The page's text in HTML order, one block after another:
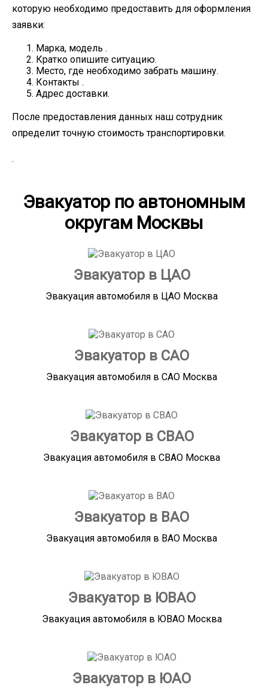
которую необходимо предоставить для оформления
заявки:
Марка, модель .
Кратко опишите ситуацию.
Место, где необходимо забрать машину.
Контакты .
Адрес доставки.
После предоставления данных наш сотрудник
определит точную стоимость транспортировки.
.
Эвакуатор по автономным
округам Москвы
Эвакуатор в ЦАО
Эвакуация автомобиля в ЦАО Москва
Эвакуатор в САО
Эвакуация автомобиля в САО Москва
Эвакуатор в СВАО
Эвакуация автомобиля в СВАО Москва
Эвакуатор в ВАО
Эвакуация автомобиля в ВАО Москва
Эвакуатор в ЮВАО
Эвакуация автомобиля в ЮВАО Москва
Эвакуатор в ЮАО